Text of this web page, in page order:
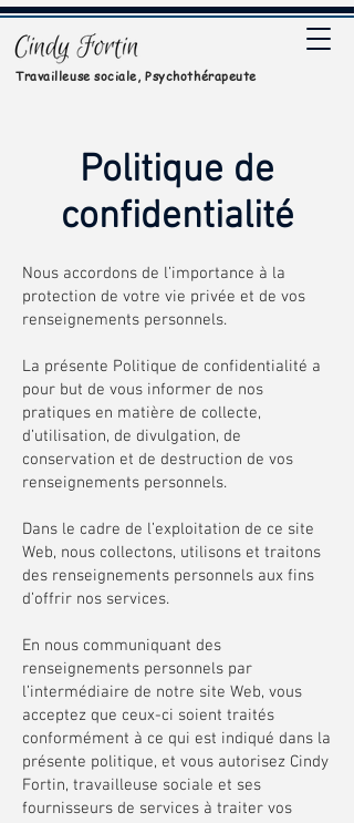
Travailleuse sociale, Psychothérapeute
Politique de
confidentialité
Nous accordons de l’importance à la
protection de votre vie privée et de vos
renseignements personnels.
La présente Politique de confidentialité a
pour but de vous informer de nos
pratiques en matière de collecte,
d’utilisation, de divulgation, de
conservation et de destruction de vos
renseignements personnels.
Dans le cadre de l’exploitation de ce site
Web, nous collectons, utilisons et traitons
des renseignements personnels aux fins
d’offrir nos services.
En nous communiquant des
renseignements personnels par
l’intermédiaire de notre site Web, vous
acceptez que ceux-ci soient traités
conformément à ce qui est indiqué dans la
présente politique, et vous autorisez Cindy
Fortin, travailleuse sociale et ses
fournisseurs de services à traiter vos